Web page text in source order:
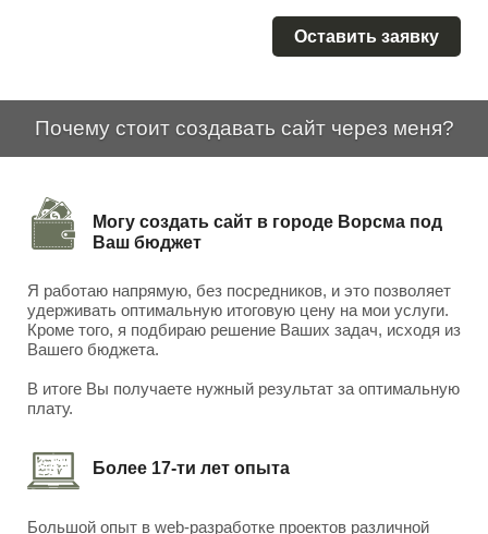
Оставить заявку
Почему стоит создавать сайт через меня?
Могу создать сайт в городе Ворсма под
Ваш бюджет
Я работаю напрямую, без посредников, и это позволяет
удерживать оптимальную итоговую цену на мои услуги.
Кроме того, я подбираю решение Ваших задач, исходя из
Вашего бюджета.
В итоге Вы получаете нужный результат за оптимальную
плату.
Более 17-ти лет опыта
Большой опыт в web-разработке проектов различной